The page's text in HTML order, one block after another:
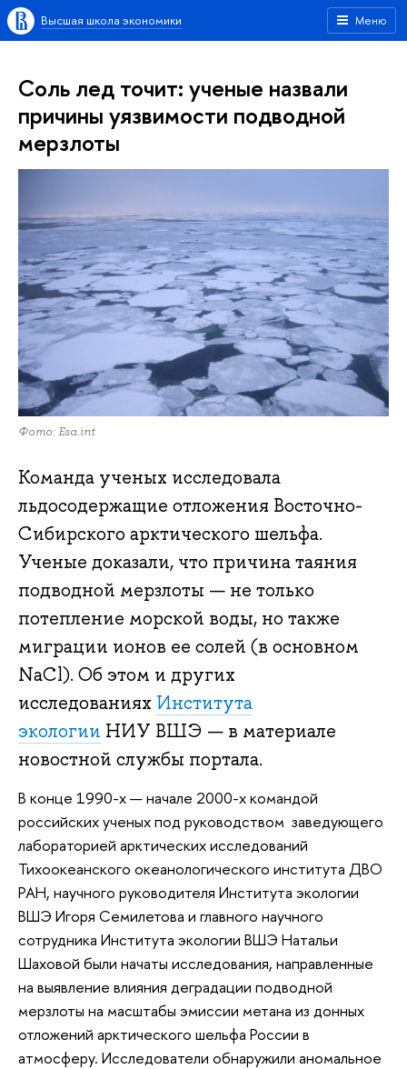
Меню
Высшая школа экономики
Соль лед точит: ученые назвали
причины уязвимости подводной
мерзлоты
Фото: Esa.int
Команда ученых исследовала
льдосодержащие отложения Восточно-
Сибирского арктического шельфа.
Ученые доказали, что причина таяния
подводной мерзлоты — не только
потепление морской воды, но также
миграции ионов ее солей (в основном
NaCl). Об этом и других
исследованиях Института
экологии НИУ ВШЭ — в материале
новостной службы портала.
В конце 1990-х — начале 2000-х командой
российских ученых под руководством заведующего
лабораторией арктических исследований
Тихоокеанского океанологического института ДВО
РАН, научного руководителя Института экологии
ВШЭ Игоря Семилетова и главного научного
сотрудника Института экологии ВШЭ Натальи
Шаховой были начаты исследования, направленные
на выявление влияния деградации подводной
мерзлоты на масштабы эмиссии метана из донных
отложений арктического шельфа России в
атмосферу. Исследователи обнаружили аномальное